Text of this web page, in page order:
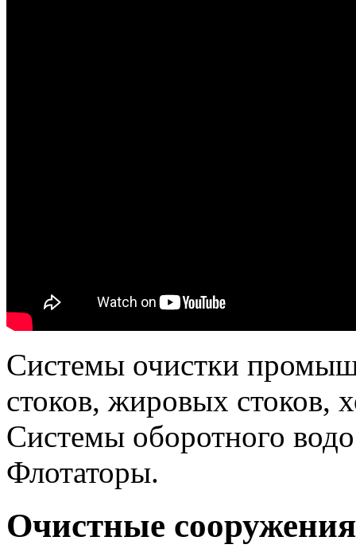
Системы очистки
стоков, жировых стоков,
Системы оборотного
Флотаторы.
Очистные